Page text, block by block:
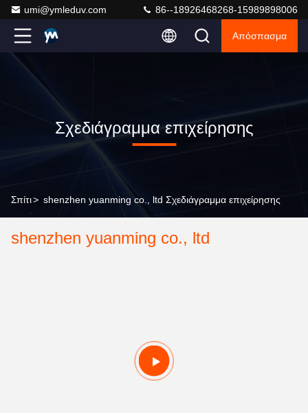
umi@ymleduv.com 86--18926468268-15989898006
Απόσπασμα
Σχεδιάγραμμα επιχείρησης
Σπίτι> shenzhen yuanming co., ltd Σχεδιάγραμμα επιχείρησης
shenzhen yuanming co., ltd